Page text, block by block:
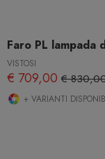
Faro PL lampada
VISTOSI
€ 709,00 €
+ VARIANTI